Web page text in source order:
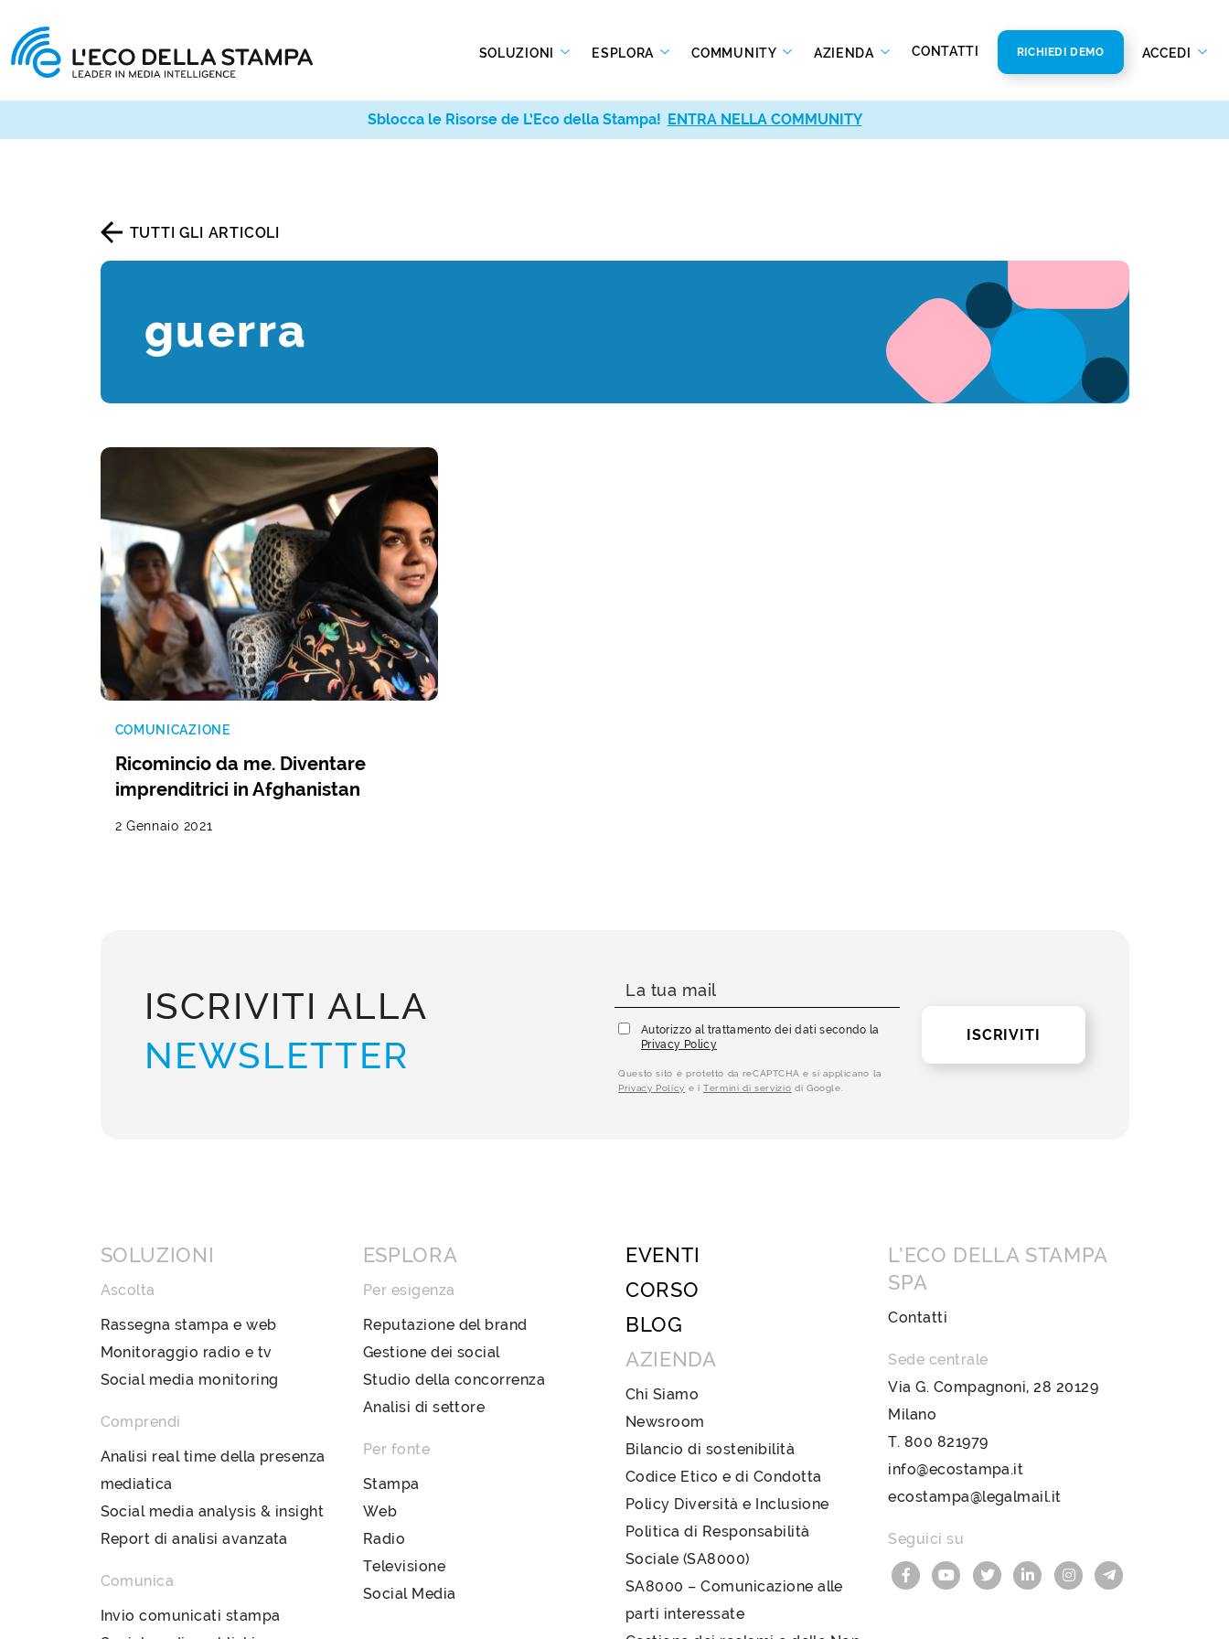
SOLUZIONI ESPLORA COMMUNITY AZIENDA CONTATTI RICHIEDI DEMO ACCEDI
TUTTI GLI ARTICOLI
guerra
COMUNICAZIONE
Ricomincio da me. Diventare
imprenditrici in Afghanistan
2 Gennaio 2021
ISCRIVITI ALLA
NEWSLETTER
Autorizzo al trattamento dei dati secondo la
Privacy Policy
Questo sito è protetto da reCAPTCHA e si applicano la
Privacy Policy e iTermini di servizio di Google.
ISCRIVITI
SOLUZIONI
Ascolta
Rassegna stampa e web
Monitoraggio radio e tv
Social media monitoring
Comprendi
Analisi real time della presenza
mediatica
Social media analysis & insight
Report di analisi avanzata
Comunica
Invio comunicati stampa
ESPLORA
Per esigenza
Reputazione del brand
Gestione dei social
Studio della concorrenza
Analisi di settore
Per fonte
Stampa
Web
Radio
Televisione
Social Media
EVENTI
CORSO
BLOG
AZIENDA
Chi Siamo
Newsroom
Bilancio di sostenibilità
Codice Etico e di Condotta
Policy Diversità e Inclusione
Politica di Responsabilità
Sociale (SA8000)
SA8000 – Comunicazione alle
parti interessate
L’ECO DELLA STAMPA
SPA
Contatti
Sede centrale
Via G. Compagnoni, 28 20129
Milano
T. 800 821979
info@ecostampa.it
ecostampa@legalmail.it
Seguici su
Sblocca le Risorse de L’Eco della Stampa! ENTRA NELLA COMMUNITY